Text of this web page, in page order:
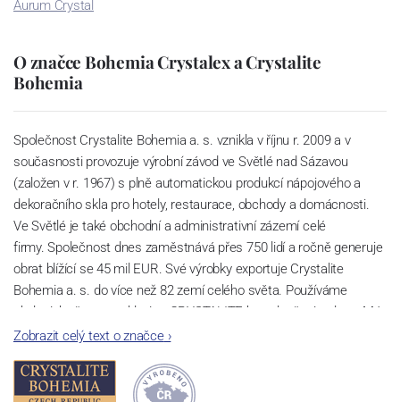
Aurum Crystal
O značce Bohemia Crystalex a Crystalite
Bohemia
Společnost Crystalite Bohemia a. s. vznikla v říjnu r. 2009 a v
současnosti provozuje výrobní závod ve Světlé nad Sázavou
(založen v r. 1967) s plně automatickou produkcí nápojového a
dekoračního skla pro hotely, restaurace, obchody a domácnosti.
Ve Světlé je také obchodní a administrativní zázemí celé
firmy. Společnost dnes zaměstnává přes 750 lidí a ročně generuje
obrat blížící se 45 mil EUR. Své výrobky exportuje Crystalite
Bohemia a. s. do více než 82 zemí celého světa. Používáme
ekologicky šetrnou sklovinu CRYSTALITE bez sloučenin olova. Má
perfektní lom světla a vysokou pevnost a životnost díky příměsi
velkém počtu cyklů.
Zobrazit celý text o značce›